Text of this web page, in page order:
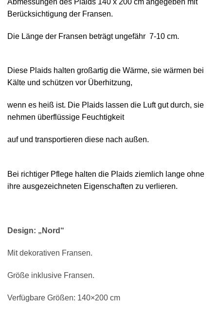
Berücksichtigung der Fransen.
Die Länge der Fransen beträgt ungefähr 7-10 cm.
Diese Plaids halten großartig die Wärme, sie wärmen bei
Kälte und schützen vor Überhitzung,
wenn es heiß ist. Die Plaids lassen die Luft gut durch, sie
nehmen überflüssige Feuchtigkeit
auf und transportieren diese nach außen.
Bei richtiger Pflege halten die Plaids ziemlich lange ohne
ihre ausgezeichneten Eigenschaften zu verlieren.
Design: „Nord“
Mit dekorativen Fransen.
Größe inklusive Fransen.
Verfügbare Größen: 140×200 cm